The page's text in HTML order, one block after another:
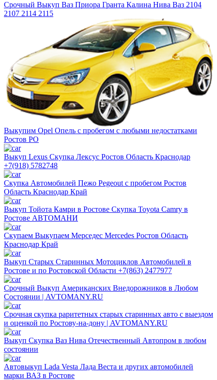
Срочный Выкуп Ваз Приора Гранта Калина Нива Ваз 2104
2107 2114 2115
Выкупим Opel Опель с пробегом с любыми недостатками
Ростов РО
Выкуп Lexus Скупка Лексус Ростов Область Краснодар
+7(918) 5782748
Скупка Автомобилей Пежо Pegeout с пробегом Ростов
Область Краснодар Край
Выкуп Тойота Камри в Ростове Скупка Toyota Camry в
Ростове АВТОМАНИ
Скупаем Выкупаем Мерседес Mercedes Ростов Область
Краснодар Край
Выкуп Старых Старинных Мотоциклов Автомобилей в
Ростове и по Ростовской Области +7(863) 2477977
Срочный Выкуп Американских Внедорожников в Любом
Состоянии | AVTOMANY.RU
Срочная скупка раритетных старых старинных авто с выездом
и оценкой по Ростову-на-дону | AVTOMANY.RU
Выкуп Скупка Ваз Нива Отечественный Автопром в любом
состоянии
Автовыкуп Lada Vesta Лада Веста и других автомобилей
марки ВАЗ в Ростове